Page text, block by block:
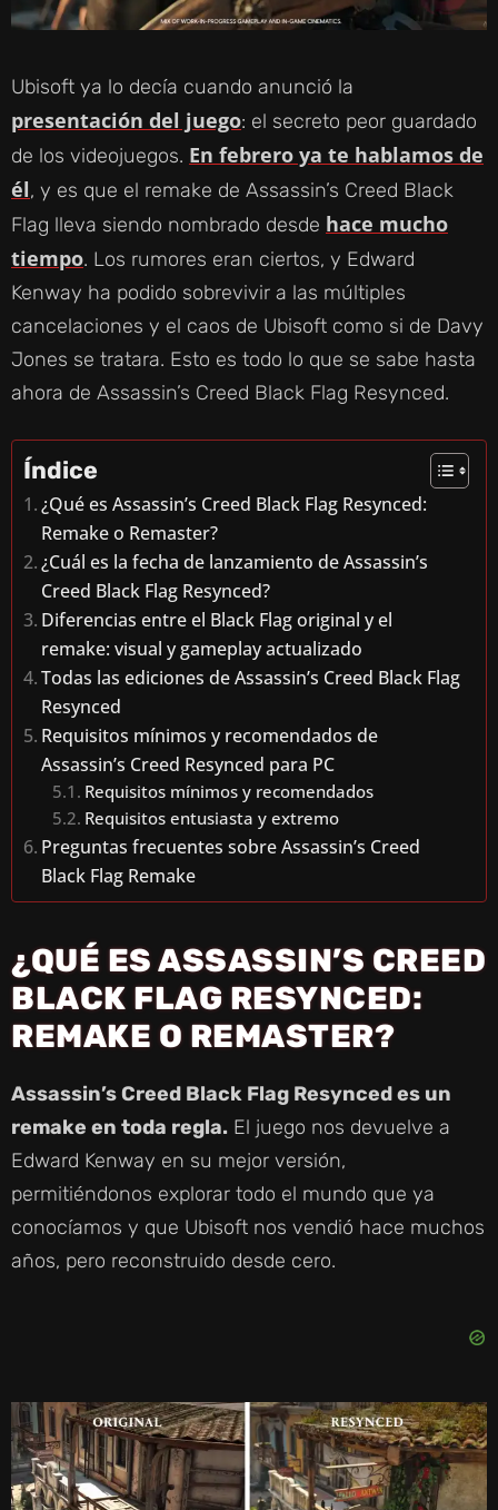
Ubisoft ya lo decía cuando anunció la
presentación del juego: el secreto peor guardado
de los videojuegos. En febrero ya te hablamos de
él, y es que el remake de Assassin’s Creed Black
Flag lleva siendo nombrado desde hace mucho
tiempo. Los rumores eran ciertos, y Edward
Kenway ha podido sobrevivir a las múltiples
cancelaciones y el caos de Ubisoft como si de Davy
Jones se tratara. Esto es todo lo que se sabe hasta
ahora de Assassin’s Creed Black Flag Resynced.
Índice
¿Qué es Assassin’s Creed Black Flag Resynced:
Remake o Remaster?
¿Cuál es la fecha de lanzamiento de Assassin’s
Creed Black Flag Resynced?
Diferencias entre el Black Flag original y el
remake: visual y gameplay actualizado
Todas las ediciones de Assassin’s Creed Black Flag
Resynced
Requisitos mínimos y recomendados de
Assassin’s Creed Resynced para PC
Requisitos mínimos y recomendados
Requisitos entusiasta y extremo
Preguntas frecuentes sobre Assassin’s Creed
Black Flag Remake
¿QUÉ ES ASSASSIN’S CREED
BLACK FLAG RESYNCED:
REMAKE O REMASTER?
Assassin’s Creed Black Flag Resynced es un
remake en toda regla. El juego nos devuelve a
Edward Kenway en su mejor versión,
permitiéndonos explorar todo el mundo que ya
conocíamos y que Ubisoft nos vendió hace muchos
años, pero reconstruido desde cero.